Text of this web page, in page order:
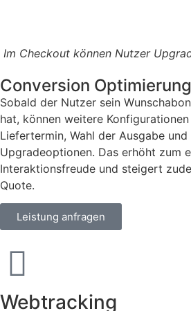
Im Checkout können Nutzer
Conversion
Sobald der Nutzer sein
hat, können weitere
Liefertermin, Wahl der Ausgabe
Upgradeoptionen. Das erhöht zum
Interaktionsfreude und steigert
Quote.
Leistung anfragen
Webtracking